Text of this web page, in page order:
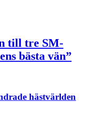
till tre SM-
bästa vän”
hästvärlden